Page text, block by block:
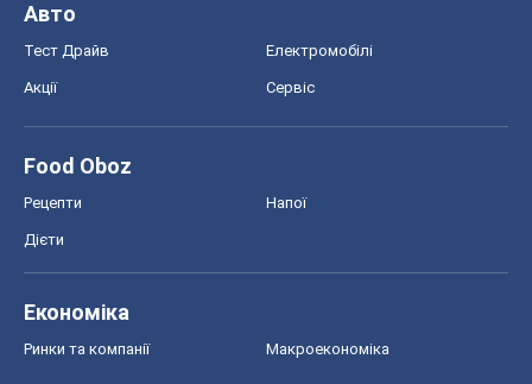
Авто
Тест Драйв Електромобілі
Акції Сервіс
Food Oboz
Рецепти Напої
Дієти
Економіка
Ринки та компанії Макроекономіка